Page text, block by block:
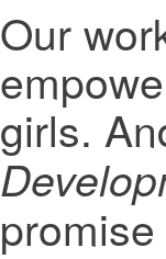
Our
girls.